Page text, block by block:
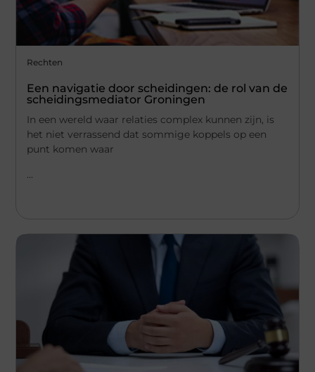
Rechten
Een navigatie door scheidingen: de rol van de
scheidingsmediator Groningen
In een wereld waar relaties complex kunnen zijn, is
het niet verrassend dat sommige koppels op een
punt komen waar
...